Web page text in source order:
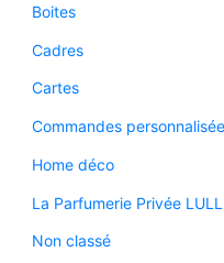
Boites
Cadres
Cartes
Commandes
Home déco
La Parfumerie Privée
Non classé